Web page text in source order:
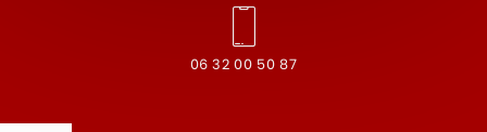
06 32 00 50 87